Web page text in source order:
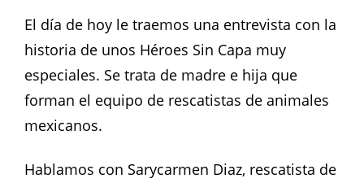
El día de hoy le traemos una entrevista con la
historia de unos Héroes Sin Capa muy
especiales. Se trata de madre e hija que
forman el equipo de rescatistas de animales
mexicanos.
Hablamos con Sarycarmen Diaz, rescatista de